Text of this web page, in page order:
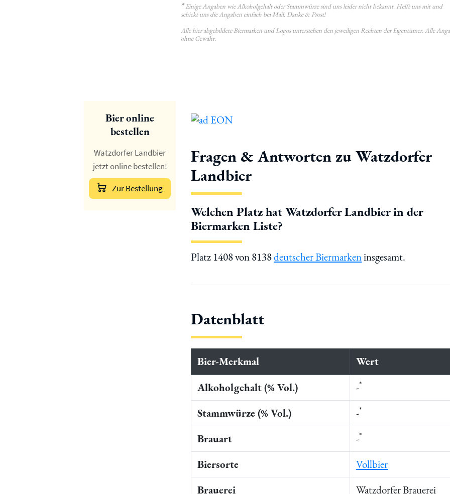
*Einige Angaben wie Alkoholgehalt oder Stammwürze sind uns leider nicht bekannt. Helft uns mit und
schickt uns die Angaben einfach bei Mail. Danke & Prost!
Alle hier abgebildete Biermarken und Logos unterstehen den jeweiligen Rechten der Eigentümer. Alle
ohne Gewähr.
Bier online
bestellen
Watzdorfer Landbier
jetzt online bestellen!
Zur Bestellung
Fragen & Antworten zu Watzdorfer
Landbier
Welchen Platz hat Watzdorfer Landbier in der
Biermarken Liste?
Platz 1408 von 8138deutscher Biermarkeninsgesamt.
Datenblatt
Bier-Merkmal
Wert
Alkoholgehalt (% Vol.)
-*
Stammwürze (% Vol.) -*
Brauart -*
Biersorte
Vollbier
Brauerei
Watzdorfer Brauerei